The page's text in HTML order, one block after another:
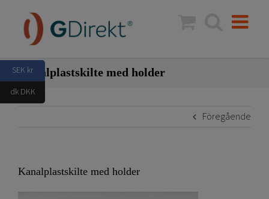
innehållet
Kanalplastskilte med holder
Föregående
Kanalplastskilte med holder
SEK kr
dk DKK